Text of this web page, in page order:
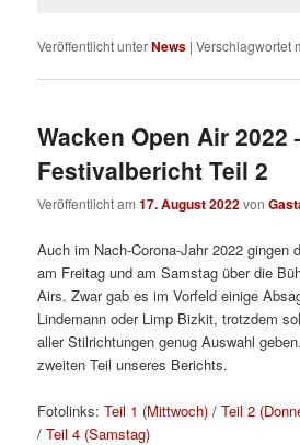
Veröffentlicht unterNews |Verschlagwortet
Wacken Open Air 2022
Festivalbericht Teil 2
Veröffentlicht am17. August 2022von
Auch im Nach-Corona-Jahr 2022 gingen
am Freitag und am Samstag über die
Airs. Zwar gab es im Vorfeld einige
Lindemann oder Limp Bizkit, trotzdem
aller Stilrichtungen genug Auswahl
zweiten Teil unseres Berichts.
Fotolinks:Teil 1 (Mittwoch) /Teil 2
/Teil 4 (Samstag)